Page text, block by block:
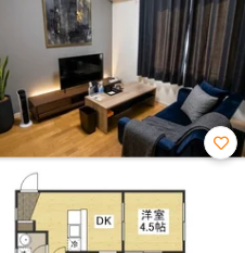
お気